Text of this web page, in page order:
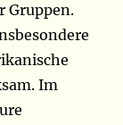
Gruppen.
Im